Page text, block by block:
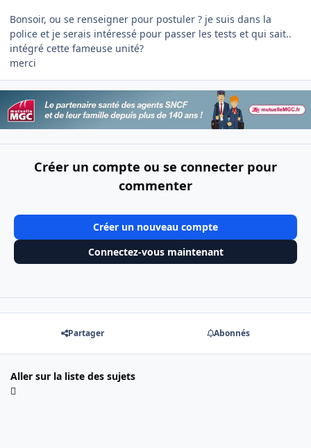
Bonsoir, ou se renseigner pour postuler ? je suis dans la
police et je serais intéressé pour passer les tests et qui sait..
intégré cette fameuse unité?
merci
Créer un compte ou se connecter pour
commenter
Créer un nouveau compte
Connectez-vous maintenant
Partager Abonnés
Aller sur la liste des sujets